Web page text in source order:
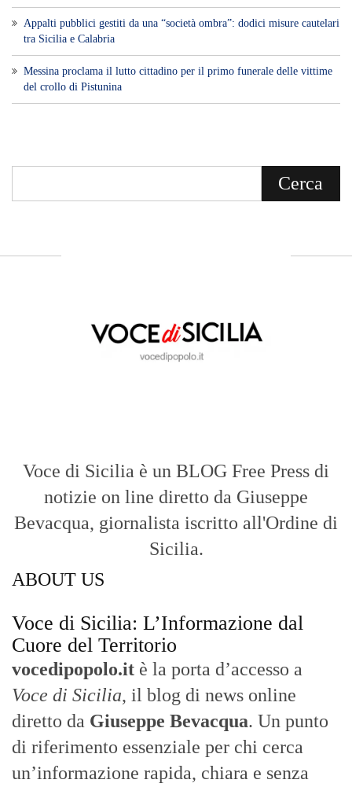
Appalti pubblici gestiti da una “società ombra”: dodici misure cautelari
tra Sicilia e Calabria
Messina proclama il lutto cittadino per il primo funerale delle vittime
del crollo di Pistunina
Voce di Sicilia è un BLOG Free Press di
notizie on line diretto da Giuseppe
Bevacqua, giornalista iscritto all'Ordine di
Sicilia.
ABOUT US
Voce di Sicilia: L’Informazione dal
Cuore del Territorio
vocedipopolo.it è la porta d’accesso a
Voce di Sicilia, il blog di news online
diretto da Giuseppe Bevacqua. Un punto
di riferimento essenziale per chi cerca
un’informazione rapida, chiara e senza